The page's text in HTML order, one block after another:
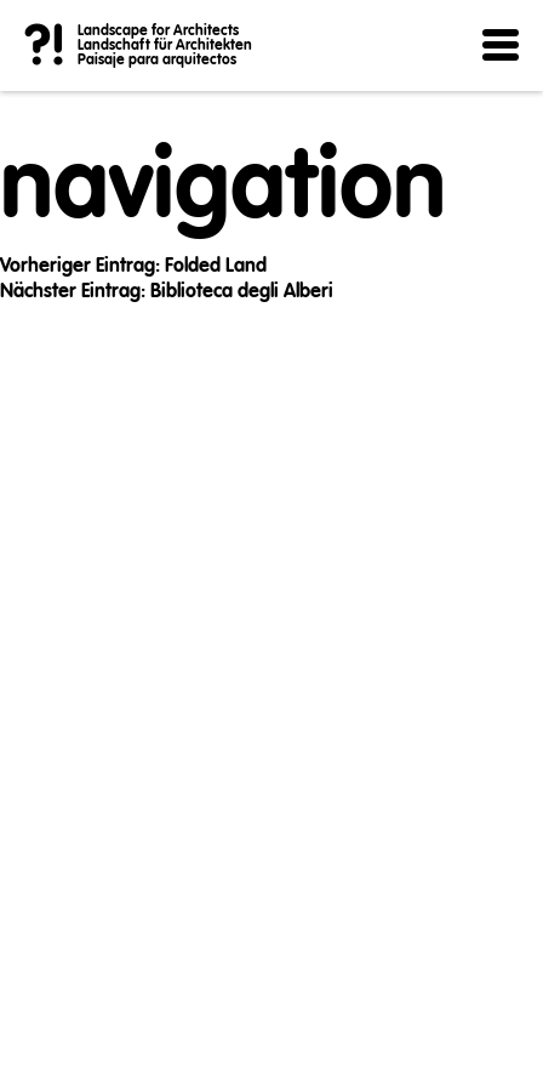
?!
Landscape for Architects
Landschaft für Architekten
Paisaje para arquitectos
Post
navigation
Vorheriger Eintrag: Folded Land
Nächster Eintrag: Biblioteca degli Alberi